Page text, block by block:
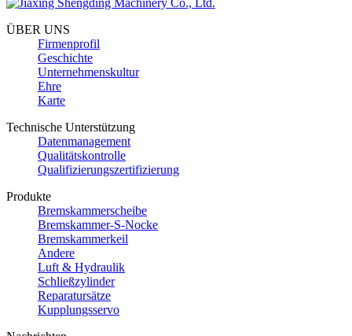
ÜBER UNS
Firmenprofil
Geschichte
Unternehmenskultur
Ehre
Karte
Technische Unterstützung
Datenmanagement
Qualitätskontrolle
Qualifizierungszertifizierung
Produkte
Bremskammerscheibe
Bremskammer-S-Nocke
Bremskammerkeil
Andere
Luft & Hydraulik
Schließzylinder
Reparatursätze
Kupplungsservo